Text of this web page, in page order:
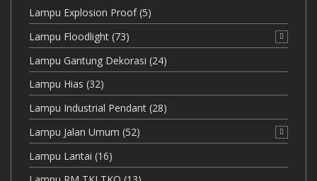
Lampu Explosion Proof (5)
Lampu Floodlight (73)
Lampu Gantung Dekorasi (24)
Lampu Hias (32)
Lampu Industrial Pendant (28)
Lampu Jalan Umum (52)
Lampu Lantai (16)